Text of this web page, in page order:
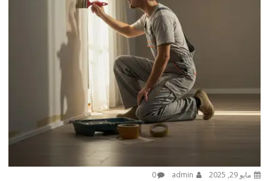
مايو 29, 2025 0